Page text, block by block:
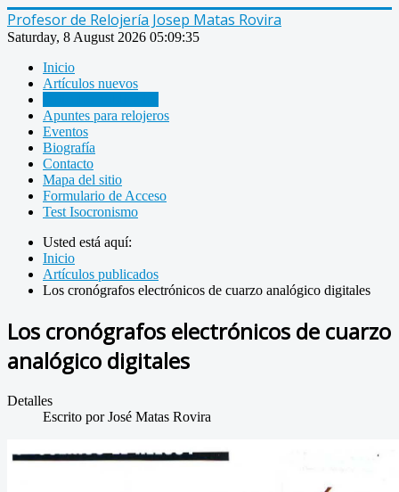
Profesor de Relojería Josep Matas Rovira
Saturday, 8 August 2026 05:09:36
Inicio
Artículos nuevos
Apuntes para relojeros
Eventos
Biografía
Contacto
Mapa del sitio
Formulario de Acceso
Test Isocronismo
Usted está aquí:
Inicio
Artículos publicados
Los cronógrafos electrónicos de cuarzo analógico digitales
Los cronógrafos electrónicos de cuarzo
analógico digitales
Detalles
Escrito porJosé Matas Rovira